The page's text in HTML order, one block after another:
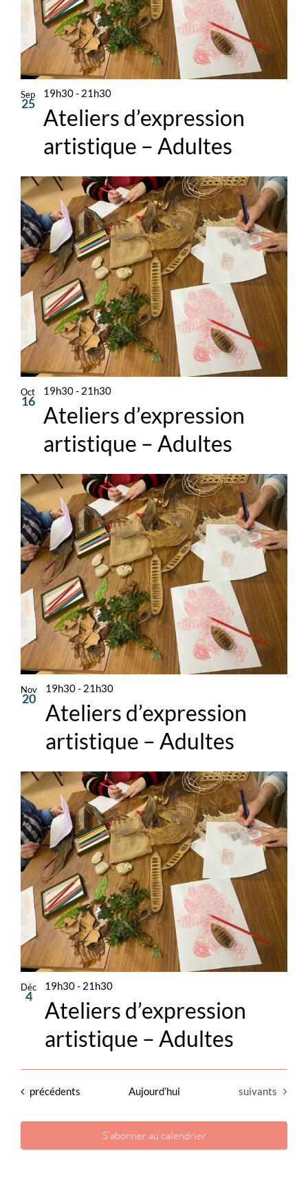
Sep
25
Ateliers d’expression
artistique – Adultes
19h30- 21h30
Oct
16
Ateliers d’expression
artistique – Adultes
19h30- 21h30
Nov
20
Ateliers d’expression
artistique – Adultes
19h30- 21h30
Déc
4
Ateliers d’expression
artistique – Adultes
19h30- 21h30
Évènements
précédents Aujourd’hui Évènements
suivants
S’abonner au calendrier